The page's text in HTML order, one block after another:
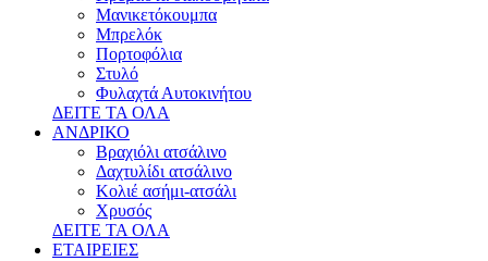
Μανικετόκουμπα
Μπρελόκ
Πορτοφόλια
Στυλό
Φυλαχτά Αυτοκινήτου
ΔΕΙΤΕ ΤΑ ΟΛΑ
ΑΝΔΡΙΚΟ
Βραχιόλι ατσάλινο
Δαχτυλίδι ατσάλινο
Κολιέ ασήμι-ατσάλι
Χρυσός
ΔΕΙΤΕ ΤΑ ΟΛΑ
ΕΤΑΙΡΕΙΕΣ